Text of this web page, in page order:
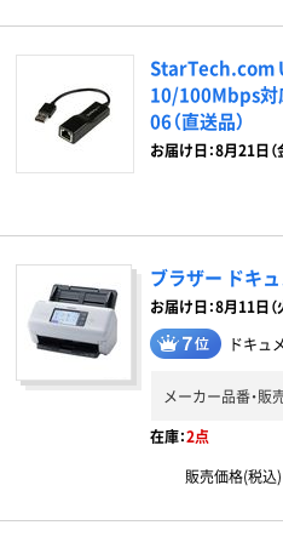
StarTech.com
10/100Mbps対
06（直送品）
お届け日：8月21日（
ブラザー ドキ
お届け日：8月11日（
ドキュ
メーカー品番・販
在庫：2点
販売価格(税込)